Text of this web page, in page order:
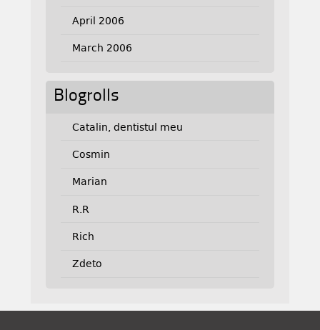
April 2006
March 2006
Blogrolls
Catalin, dentistul meu
Cosmin
Marian
R.R
Rich
Zdeto